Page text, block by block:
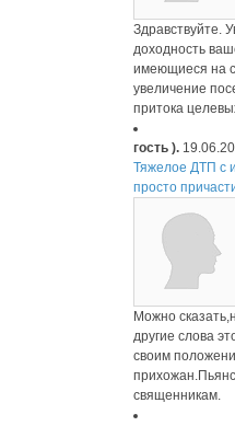
Здравствуйте.
доходность
имеющиеся на
увеличение
притока
гость ).
Тяжелое ДТП с
просто
Можно
другие слова
своим
священникам.